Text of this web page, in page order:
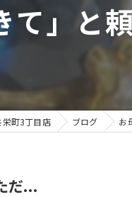
腕
ジ
て」と
栄町3丁目店 ブログ お
だ...